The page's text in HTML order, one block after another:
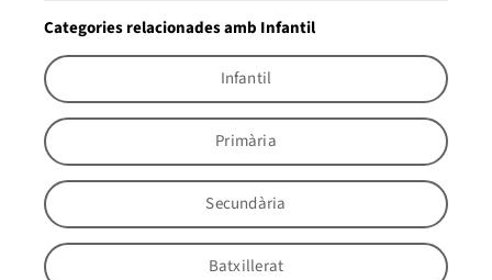
Categories relacionades amb Infantil
Infantil
Primària
Secundària
Batxillerat